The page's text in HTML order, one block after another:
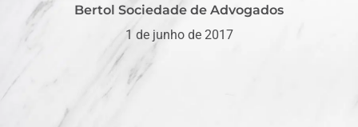
Bertol Sociedade de Advogados
1 de junho de 2017